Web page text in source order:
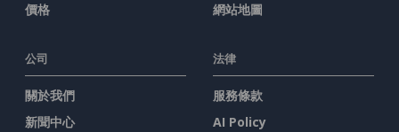
價格
網站地圖
公司
關於我們
新聞中心
法律
服務條款
AI Policy